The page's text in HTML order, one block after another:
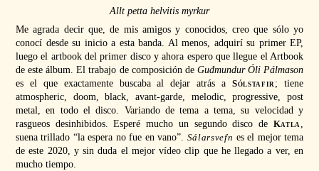
Allt petta helvitis myrkur
Me agrada decir que, de mis amigos y conocidos, creo que sólo yo
conocí desde su inicio a esta banda. Al menos, adquirí su primer EP,
luego el artbook del primer disco y ahora espero que llegue el Artbook
de este álbum. El trabajo de composición de Guđmundur Óli Pálmason
es el que exactamente buscaba al dejar atrás aSólstafir; tiene
atmospheric, doom, black, avant-garde, melodic, progressive, post
metal, en todo el disco. Variando de tema a tema, su velocidad y
rasgueos desinhibidos. Esperé mucho un segundo disco de Katla,
suena trillado “la espera no fue en vano”. Sálarsvefn es el mejor tema
de este 2020, y sin duda el mejor vídeo clip que he llegado a ver, en
mucho tiempo.